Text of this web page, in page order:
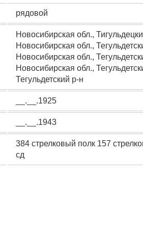
рядовой
Новосибирская обл.,
Новосибирская обл.,
Новосибирская обл.,
Новосибирская обл.,
Тегульдетский р-н
__.__.1925
__.__.1943
384 стрелковый полк 157
сд